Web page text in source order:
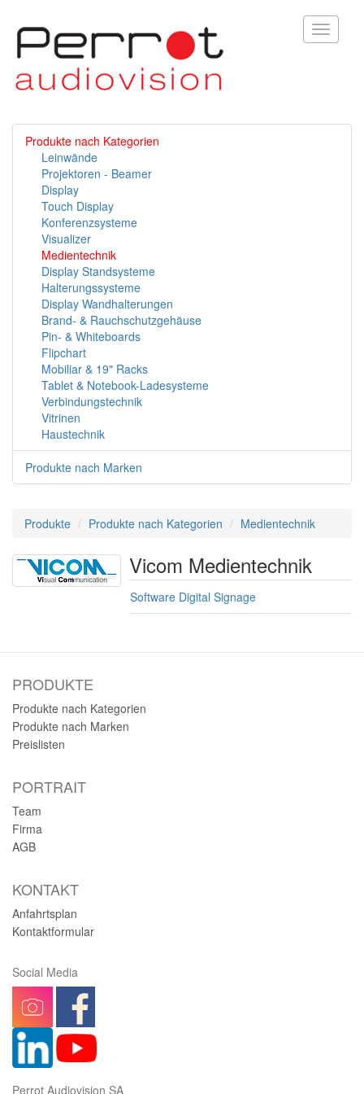
Toggle
Produkte nach Kategorien
Leinwände
Projektoren - Beamer
Display
Touch Display
Konferenzsysteme
Visualizer
Medientechnik
Display Standsysteme
Halterungssysteme
Display Wandhalterungen
Brand- & Rauchschutzgehäuse
Pin- & Whiteboards
Flipchart
Mobiliar & 19" Racks
Tablet & Notebook-Ladesysteme
Verbindungstechnik
Vitrinen
Haustechnik
Produkte nach Marken
Produkte Produkte nach Kategorien Medientechnik
Vicom Medientechnik
Software Digital Signage
PRODUKTE
Produkte nach Kategorien
Produkte nach Marken
Preislisten
PORTRAIT
Team
Firma
AGB
KONTAKT
Anfahrtsplan
Kontaktformular
Social Media
Perrot Audiovision SA